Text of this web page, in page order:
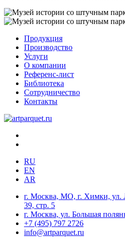
Продукция
Производство
Услуги
О компании
Референс-лист
Библиотека
Сотрудничество
Контакты
RU
EN
AR
г. Москва, МО, г. Химки, ул.
39, стр. 5
г. Москва, ул. Большая
+7 (495) 797 2726
info@artparquet.ru